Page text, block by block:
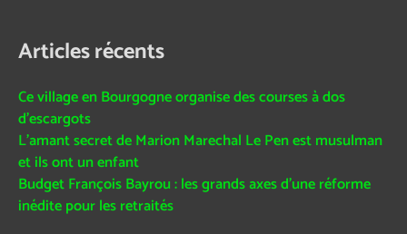
Articles récents
Ce village en Bourgogne organise des courses à dos
d’escargots
L’amant secret de Marion Marechal Le Pen est musulman
et ils ont un enfant
Budget François Bayrou : les grands axes d’une réforme
inédite pour les retraités